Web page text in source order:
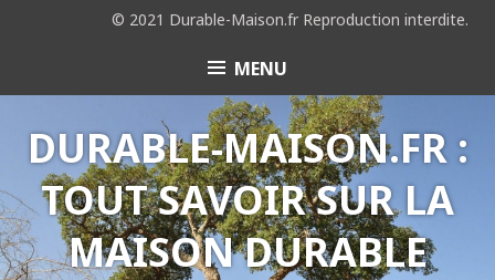
© 2021 Durable-Maison.fr Reproduction interdite.
MENU
DURABLE-MAISON.FR :
TOUT SAVOIR SUR LA
MAISON DURABLE